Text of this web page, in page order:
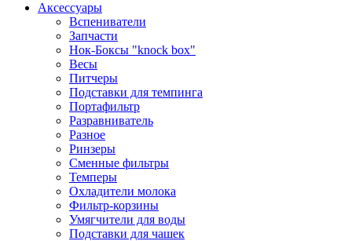
Аксессуары
Вспениватели
Запчасти
Нок-Боксы "knock box"
Весы
Питчеры
Подставки для темпинга
Портафильтр
Разравниватель
Разное
Ринзеры
Сменные фильтры
Темперы
Охладители молока
Фильтр-корзины
Умягчители для воды
Подставки для чашек